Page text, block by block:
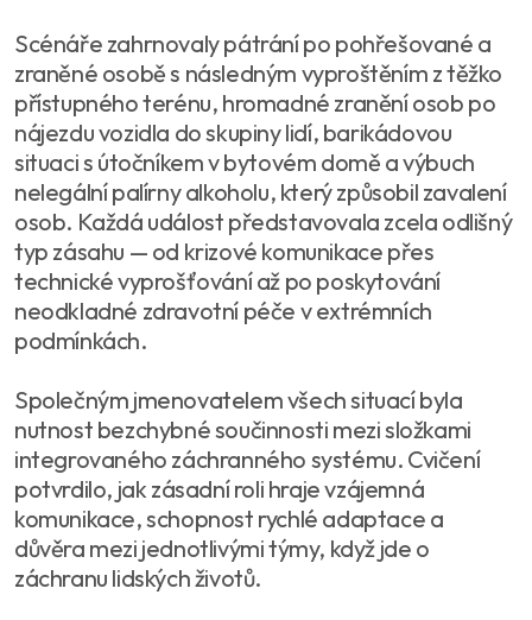
Scénáře zahrnovaly pátrání po pohřešované a
zraněné osobě s následným vyproštěním z těžko
přístupného terénu, hromadné zranění osob po
nájezdu vozidla do skupiny lidí, barikádovou
situaci s útočníkem v bytovém domě a výbuch
nelegální palírny alkoholu, který způsobil zavalení
osob. Každá událost představovala zcela odlišný
typ zásahu — od krizové komunikace přes
technické vyprošťování až po poskytování
neodkladné zdravotní péče v extrémních
podmínkách.
Společným jmenovatelem všech situací byla
nutnost bezchybné součinnosti mezi složkami
integrovaného záchranného systému. Cvičení
potvrdilo, jak zásadní roli hraje vzájemná
komunikace, schopnost rychlé adaptace a
důvěra mezi jednotlivými týmy, když jde o
záchranu lidských životů.